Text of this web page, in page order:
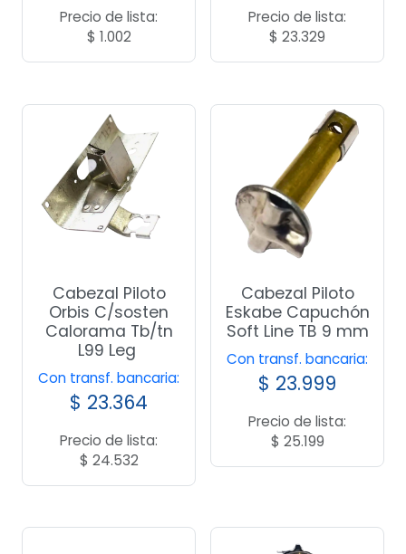
Precio de lista:
$ 1.002
Precio de lista:
$ 23.329
Cabezal Piloto
Orbis C/sosten
Calorama Tb/tn
L99 Leg
Con transf. bancaria:
$ 23.364
Precio de lista:
$ 24.532
Cabezal Piloto
Eskabe Capuchón
Soft Line TB 9 mm
Con transf. bancaria:
$ 23.999
Precio de lista:
$ 25.199